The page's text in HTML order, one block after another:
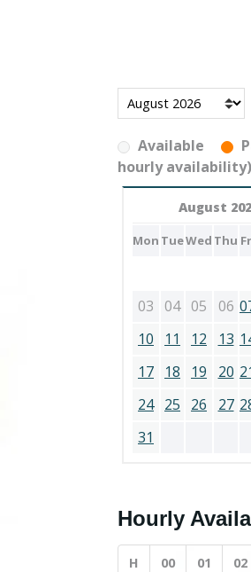
Available
hourly availability)
August
Mon TueWed Thu
03
04 05 06
10
11 12 13
17
18 19 20
24 25 26 27
31
Hourly
H 00 01 02